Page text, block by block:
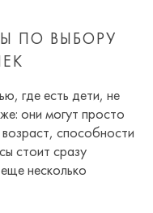
ПО ВЫБОРУ
где есть дети, не
они могут просто
способности
стоит сразу
несколько